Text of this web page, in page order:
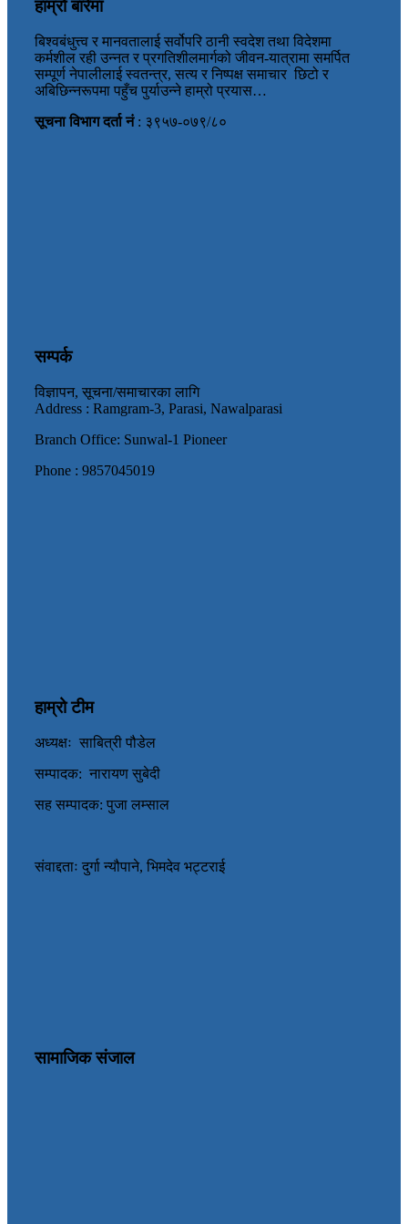
हाम्रो बारेमा
बिश्वबंधुत्त्व र मानवतालाई सर्वोपरि ठानी स्वदेश तथा विदेशमा
कर्मशील रही उन्नत र प्रगतिशीलमार्गको जीवन-यात्रामा समर्पित
सम्पूर्ण नेपालीलाई स्वतन्त्र, सत्य र निष्पक्ष समाचार छिटो र
अबिछिन्नरूपमा पहुँच पुर्याउन्ने हाम्रो प्रयास…
सूचना विभाग दर्ता नं: ३९५७-०७९/८०
सम्पर्क
विज्ञापन, सूचना/समाचारका लागि
Address : Ramgram-3, Parasi, Nawalparasi
Branch Office: Sunwal-1 Pioneer
Phone : 9857045019
हाम्रो टीम
अध्यक्षः साबित्री पौडेल
सम्पादक: नारायण सुबेदी
सह सम्पादक: पुजा लम्साल
संवाद्दताः दुर्गा न्यौपाने, भिमदेव भट्टराई
सामाजिक संजाल